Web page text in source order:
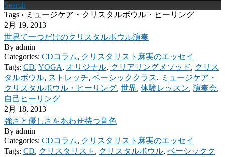
Search
Tags › ミュージケア・クリスタルボウル・ヒーリング
2月 19, 2013
世界で一つだけのクリスタルボウル演奏
By admin
Categories: CDコラム, クリスタリスト麻実のエッセイ
Tags: CD, YOGA, オリジナル, クリアリングメソッド, クリス
タルボウル, ストレッチ, ベーシッククラス, ミュージケア・
クリスタルボウル・ヒーリング, 世界, 体験レッスン, 演奏会,
自己ヒーリング
2月 18, 2013
強さと優しさをあわせ持つ音色
By admin
Categories: CDコラム, クリスタリスト麻実のエッセイ
Tags: CD, クリスタリスト , クリスタルボウル, ベーシックク